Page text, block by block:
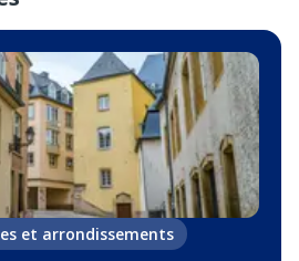
et arrondissements